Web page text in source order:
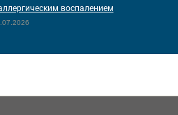
воспалением